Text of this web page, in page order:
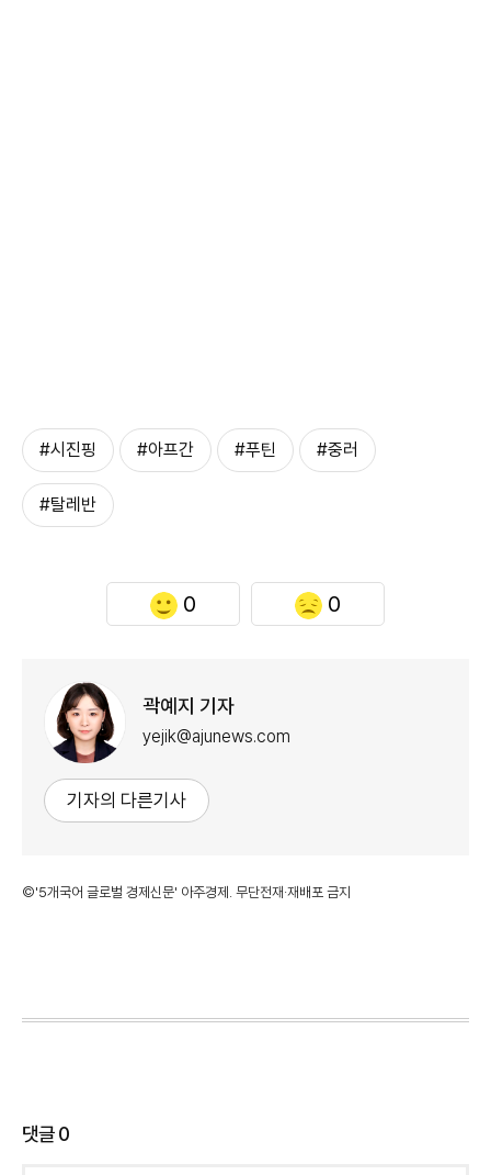
#시진핑 #아프간 #푸틴 #중러
#탈레반
0 0
곽예지 기자
yejik@ajunews.com
기자의 다른기사
©'5개국어 글로벌 경제신문' 아주경제. 무단전재·재배포 금지
댓글0